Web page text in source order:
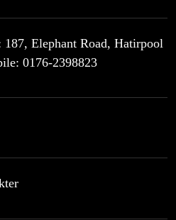
187, Elephant Road, Hatirpool
0176-2398823